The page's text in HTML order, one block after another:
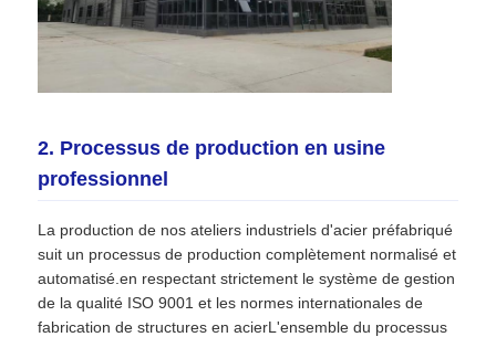
maison de volaille
Château à chevaux
Garage en acier
2. Processus de production en usine
professionnel
La production de nos ateliers industriels d'acier préfabriqué
suit un processus de production complètement normalisé et
automatisé.en respectant strictement le système de gestion
de la qualité ISO 9001 et les normes internationales de
fabrication de structures en acierL'ensemble du processus